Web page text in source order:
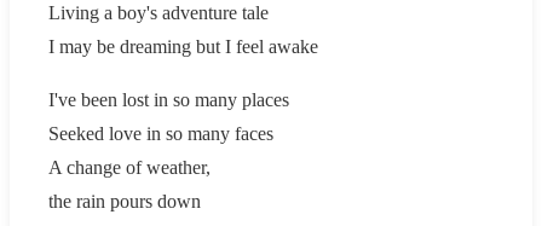
Living a boy's adventure tale
I may be dreaming but I feel awake
I've been lost in so many places
Seeked love in so many faces
A change of weather,
the rain pours down